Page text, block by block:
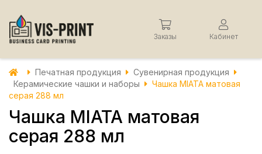
Заказы Кабинет
Печатная продукция
Сувенирная продукция
Керамические чашки и наборы
Чашка MIATA матовая
серая 288 мл
Чашка MIATA матовая
серая 288 мл